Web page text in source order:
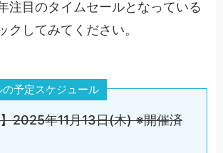
注目のタイムセールとなっている
クしてみてください。
の予定スケジュール
2025年11月13日(木) ※開催済